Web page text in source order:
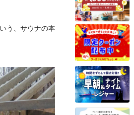
う、サウナの本